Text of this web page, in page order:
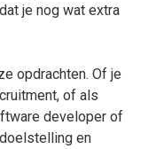
je nog wat extra
opdrachten. Of je
of als
developer of
en